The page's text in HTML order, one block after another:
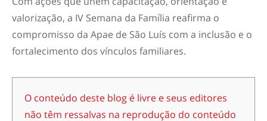
valorização, a IV Semana da Família reafirma o
compromisso da Apae de São Luís com a inclusão e o
fortalecimento dos vínculos familiares.
O conteúdo deste blog é livre e seus editores
não têm ressalvas na reprodução do conteúdo